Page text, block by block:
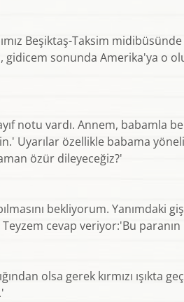
Beşiktaş-Taksim
gidicem sonunda Amerika'ya o
notu vardı. Annem, babamla
Uyarılar özellikle babama
özür dileyeceğiz?'
bekliyorum. Yanımdaki
Teyzem cevap veriyor:'Bu
olsa gerek kırmızı ışıkta